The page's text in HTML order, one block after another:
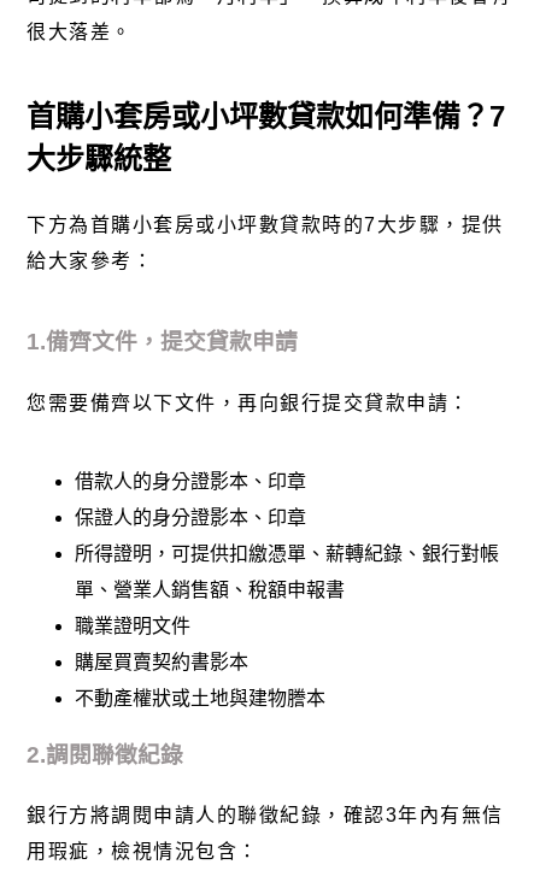
很大落差。
首購小套房或小坪數貸款如何準備？7
大步驟統整
下方為首購小套房或小坪數貸款時的7大步驟，提供
給大家參考：
1.備齊文件，提交貸款申請
您需要備齊以下文件，再向銀行提交貸款申請：
借款人的身分證影本、印章
保證人的身分證影本、印章
所得證明，可提供扣繳憑單、薪轉紀錄、銀行對帳
單、營業人銷售額、稅額申報書
職業證明文件
購屋買賣契約書影本
不動產權狀或土地與建物謄本
2.調閱聯徵紀錄
銀行方將調閱申請人的聯徵紀錄，確認3年內有無信
用瑕疵，檢視情況包含：